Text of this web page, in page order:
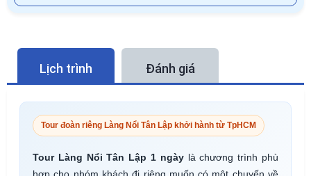
Lịch trình Đánh giá
Tour đoàn riêng Làng Nổi Tân Lập khởi hành từ TpHCM
Tour Làng Nổi Tân Lập 1 ngàylà chương trình phù